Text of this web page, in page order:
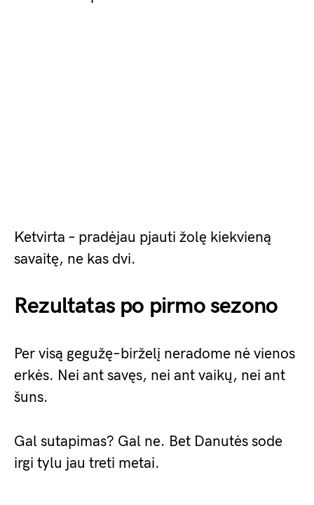
Ketvirta – pradėjau pjauti žolę kiekvieną
savaitę, ne kas dvi.
Rezultatas po pirmo sezono
Per visą gegužę–birželį neradome nė vienos
erkės. Nei ant savęs, nei ant vaikų, nei ant
šuns.
Gal sutapimas? Gal ne. Bet Danutės sode
irgi tylu jau treti metai.